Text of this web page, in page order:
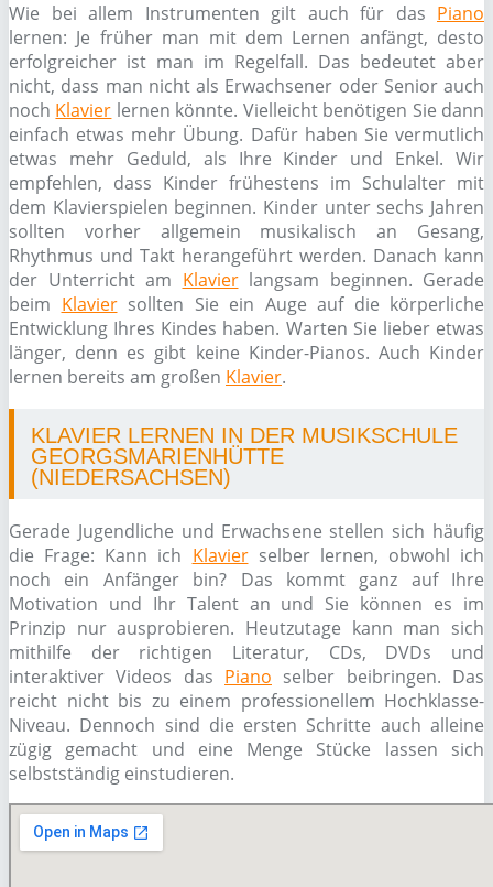
Wie bei allem Instrumenten gilt auch für das Piano
lernen: Je früher man mit dem Lernen anfängt, desto
erfolgreicher ist man im Regelfall. Das bedeutet aber
nicht, dass man nicht als Erwachsener oder Senior auch
noch Klavier lernen könnte. Vielleicht benötigen Sie dann
einfach etwas mehr Übung. Dafür haben Sie vermutlich
etwas mehr Geduld, als Ihre Kinder und Enkel. Wir
empfehlen, dass Kinder frühestens im Schulalter mit
dem Klavierspielen beginnen. Kinder unter sechs Jahren
sollten vorher allgemein musikalisch an Gesang,
Rhythmus und Takt herangeführt werden. Danach kann
der Unterricht am Klavierlangsam beginnen. Gerade
beim Klaviersollten Sie ein Auge auf die körperliche
Entwicklung Ihres Kindes haben. Warten Sie lieber etwas
länger, denn es gibt keine Kinder-Pianos. Auch Kinder
lernen bereits am großen Klavier.
KLAVIER LERNEN IN DER MUSIKSCHULE
GEORGSMARIENHÜTTE
(NIEDERSACHSEN)
Gerade Jugendliche und Erwachsene stellen sich häufig
die Frage: Kann ich Klavierselber lernen, obwohl ich
noch ein Anfänger bin? Das kommt ganz auf Ihre
Motivation und Ihr Talent an und Sie können es im
Prinzip nur ausprobieren. Heutzutage kann man sich
mithilfe der richtigen Literatur, CDs, DVDs und
interaktiver Videos das Piano selber beibringen. Das
reicht nicht bis zu einem professionellem Hochklasse-
Niveau. Dennoch sind die ersten Schritte auch alleine
zügig gemacht und eine Menge Stücke lassen sich
selbstständig einstudieren.